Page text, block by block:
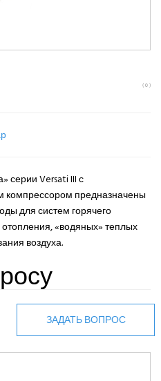
( 0 )
серии Versati III с
компрессором предназначены
для систем горячего
«водяных» теплых
воздуха.
ЗАДАТЬ ВОПРОС